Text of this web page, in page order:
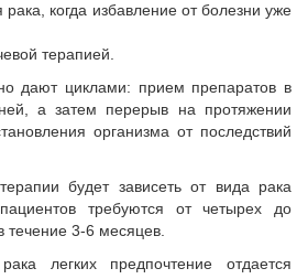
рака, когда избавление от болезни уже
терапией.
дают циклами: прием препаратов в
а затем перерыв на протяжении
организма от последствий
будет зависеть от вида рака
требуются от четырех до
течение 3-6 месяцев.
легких предпочтение отдается